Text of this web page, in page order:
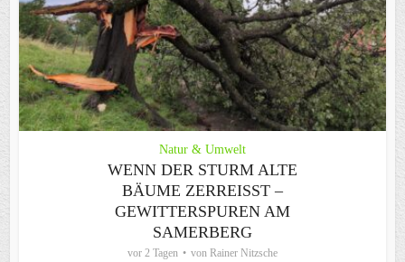
Natur & Umwelt
WENN DER STURM ALTE
BÄUME ZERREISST – G
EWITTERSPUREN AM S
AMERBERG
vor 2 Tagen von Rainer Nitzsche